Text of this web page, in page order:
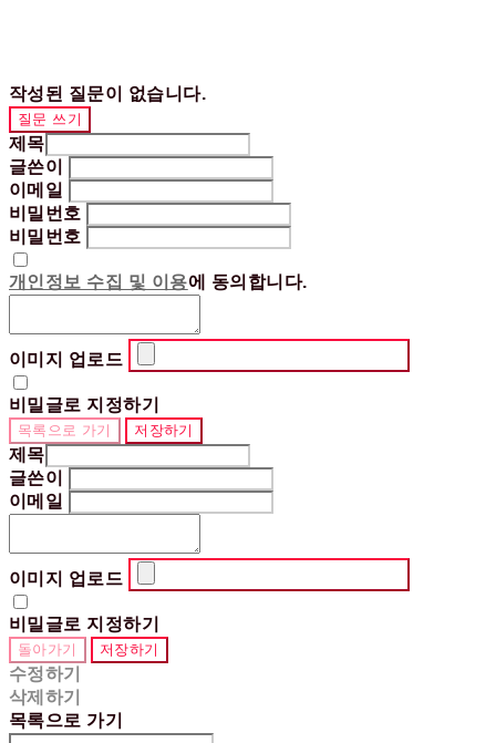
작성된 질문이 없습니다.
질문 쓰기
제목
글쓴이
이메일
비밀번호
비밀번호
개인정보 수집 및 이용에 동의합니다.
이미지 업로드
비밀글로 지정하기
목록으로 가기 저장하기
제목
글쓴이
이메일
이미지 업로드
비밀글로 지정하기
돌아가기 저장하기
수정하기
삭제하기
목록으로 가기